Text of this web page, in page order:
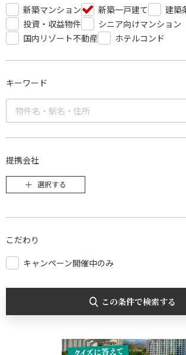
新築マンション
新築一戸建て
建築
投資・収益物件
シニア向けマンション
国内リゾート不動産
ホテルコンド
キーワード
提携会社
選択する
こだわり
キャンペーン開催中のみ
この条件で検索する